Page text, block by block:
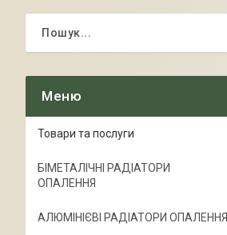
Товари та послуги
БІМЕТАЛІЧНІ РАДІАТОРИ
ОПАЛЕННЯ
АЛЮМІНІЄВІ РАДІАТОРИ ОПАЛЕННЯ